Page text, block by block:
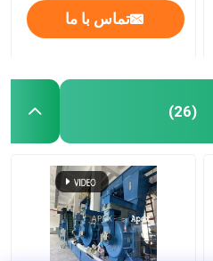
تماس با ما
(26)